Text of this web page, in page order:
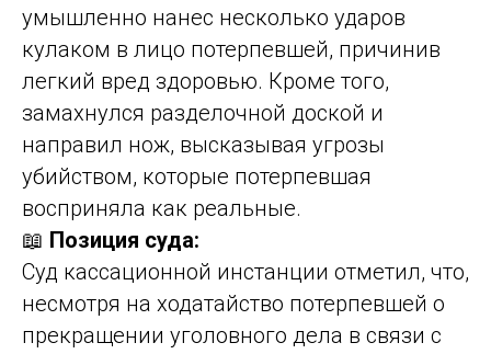
умышленно нанес несколько ударов
кулаком в лицо потерпевшей, причинив
легкий вред здоровью. Кроме того,
замахнулся разделочной доской и
направил нож, высказывая угрозы
убийством, которые потерпевшая
восприняла как реальные.
📖 Позиция суда:
Суд кассационной инстанции отметил, что,
несмотря на ходатайство потерпевшей о
прекращении уголовного дела в связи с